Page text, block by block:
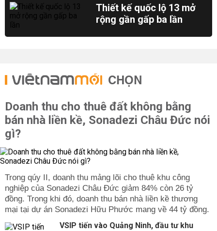
Thiết kế quốc lộ 13 mở
rộng gần gấp ba lần
CHỌN
Doanh thu cho thuê đất không bằng
bán nhà liền kề, Sonadezi Châu Đức nói
gì?
Trong qúy II, doanh thu mảng lõi cho thuê khu công
nghiệp của Sonadezi Châu Đức giảm 84% còn 26 tỷ
đồng. Trong khi đó, doanh thu bán nhà liền kề thương
mại tại dự án Sonadezi Hữu Phước mang về 44 tỷ đồng.
VSIP tiến vào Quảng Ninh, đầu tư khu